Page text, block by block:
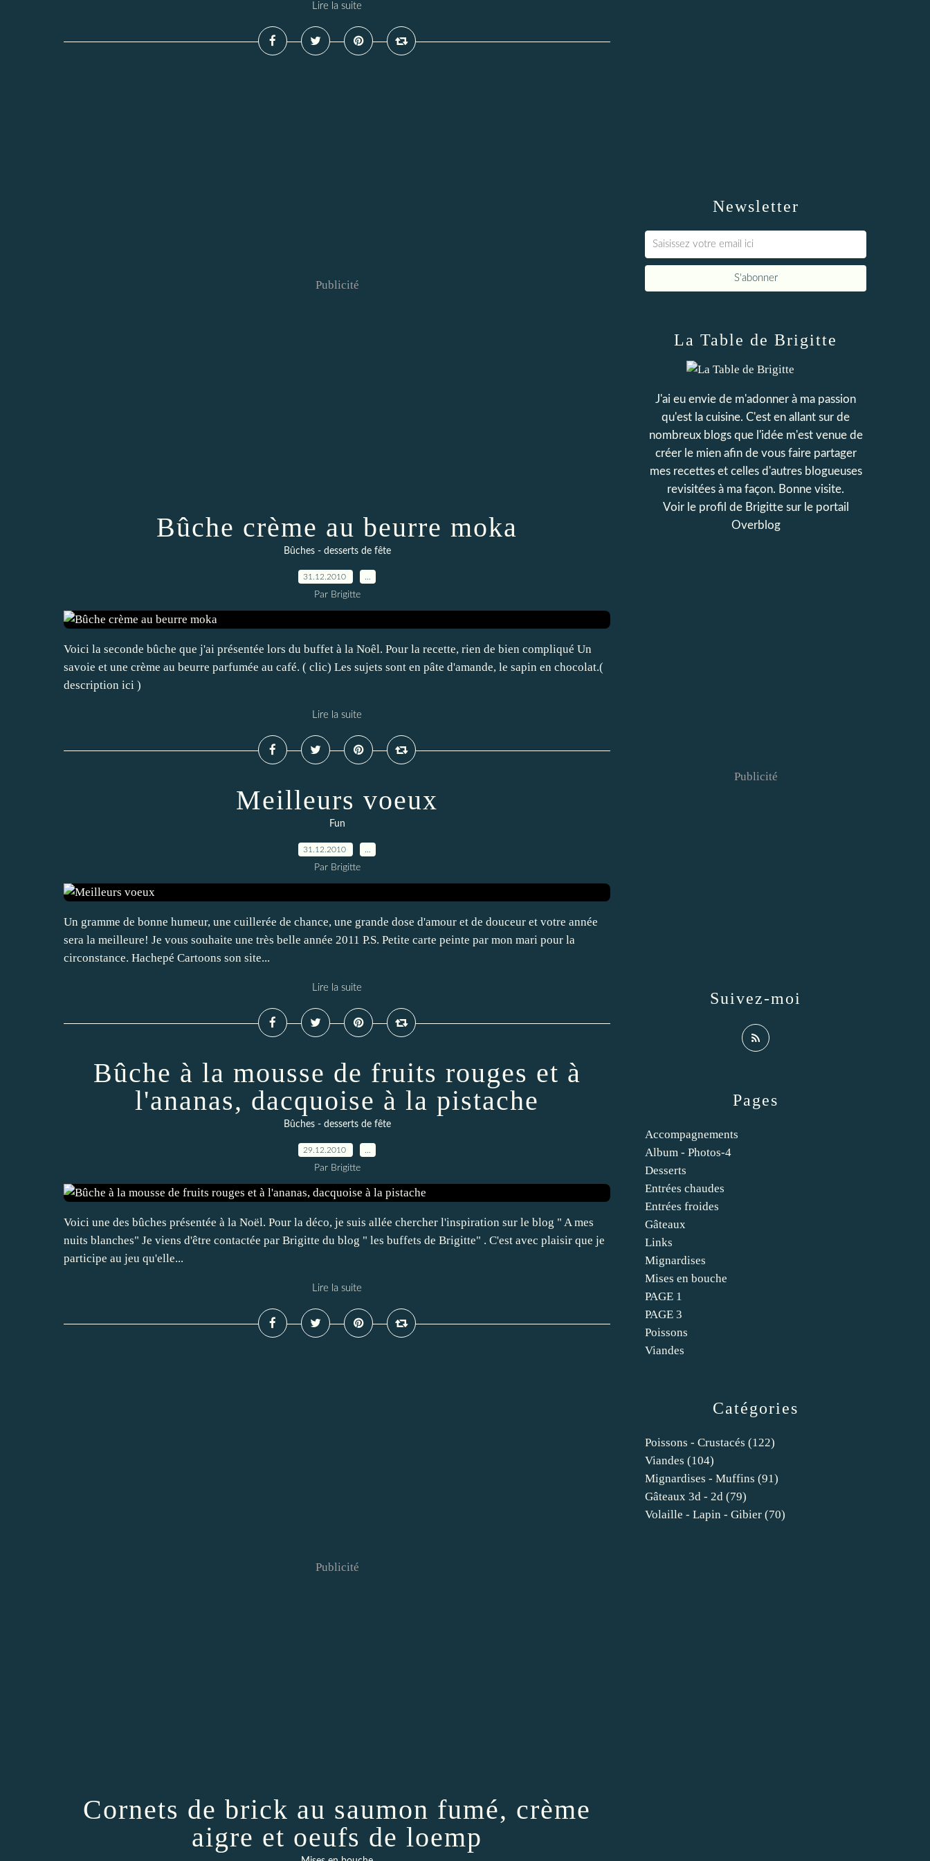
Lire la suite
Publicité
Bûche crème au beurre moka
Bûches - desserts de fête
31.12.2010
Par Brigitte
Voici la seconde bûche que j'ai présentée lors du buffet à la Noêl. Pour la recette, rien de bien compliqué Un
savoie et une crème au beurre parfumée au café. ( clic) Les sujets sont en pâte d'amande, le sapin en chocolat.(
description ici )
Lire la suite
Meilleurs voeux
Fun
31.12.2010
Par Brigitte
Un gramme de bonne humeur, une cuillerée de chance, une grande dose d'amour et de douceur et votre année
sera la meilleure! Je vous souhaite une très belle année 2011 P.S. Petite carte peinte par mon mari pour la
circonstance. Hachepé Cartoons son site...
Lire la suite
Bûche à la mousse de fruits rouges et à
l'ananas, dacquoise à la pistache
Bûches - desserts de fête
29.12.2010
Par Brigitte
Voici une des bûches présentée à la Noël. Pour la déco, je suis allée chercher l'inspiration sur le blog " A mes
nuits blanches" Je viens d'être contactée par Brigitte du blog " les buffets de Brigitte" . C'est avec plaisir que je
participe au jeu qu'elle...
Lire la suite
Publicité
Cornets de brick au saumon fumé, crème
aigre et oeufs de loemp
Newsletter
Catégories
Poissons - Crustacés (122)
Viandes (104)
Mignardises - Muffins (91)
Gâteaux 3d - 2d (79)
Volaille - Lapin - Gibier (70)
Pages
Accompagnements
Album - Photos-4
Desserts
Entrées chaudes
Entrées froides
Gâteaux
Links
Mignardises
Mises en bouche
PAGE 1
PAGE 3
Poissons
Viandes
La Table de Brigitte
J'ai eu envie de m'adonner à ma passion
qu'est la cuisine. C'est en allant sur de
nombreux blogs que l'idée m'est venue de
créer le mien afin de vous faire partager
mes recettes et celles d'autres blogueuses
revisitées à ma façon. Bonne visite.
Voir le profil de Brigittesur le portail
Overblog
Suivez-moi
Publicité